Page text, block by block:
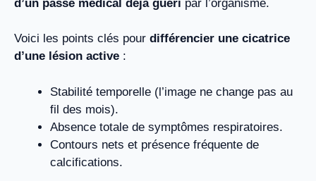
d’un passé médical déjà guéri par l’organisme.
Voici les points clés pour différencier une cicatrice
d’une lésion active :
Stabilité temporelle (l’image ne change pas au
fil des mois).
Absence totale de symptômes respiratoires.
Contours nets et présence fréquente de
calcifications.